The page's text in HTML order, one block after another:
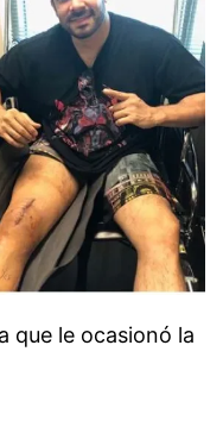
que le ocasionó la